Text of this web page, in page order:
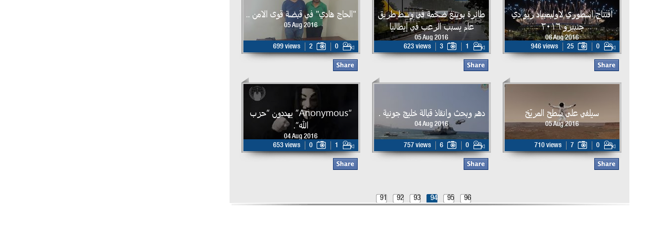
افتتاح اسطوري لاولبمبياد ريو دي
جنبيرو ٢٠١٦
06 Aug 2016
946 views
25 0
طائرة بوينغ ضخمة في وسط طريق
عام يسبب الرعب في إيطاليا
05 Aug 2016
623 views
3 1
"الحاج هادي" في قبضة قوى الامن ..
05 Aug 2016
699 views 2 0
سيلفي على سطح المريّخ
05 Aug 2016
710 views 7 0
دهم وبحث وانقاذ قبالة خليج جونية .
04 Aug 2016
757 views 6 0
“Anonymous” يهددون “حزب
الله”.
04 Aug 2016
653 views
0 1
91 92 93 94 95 96